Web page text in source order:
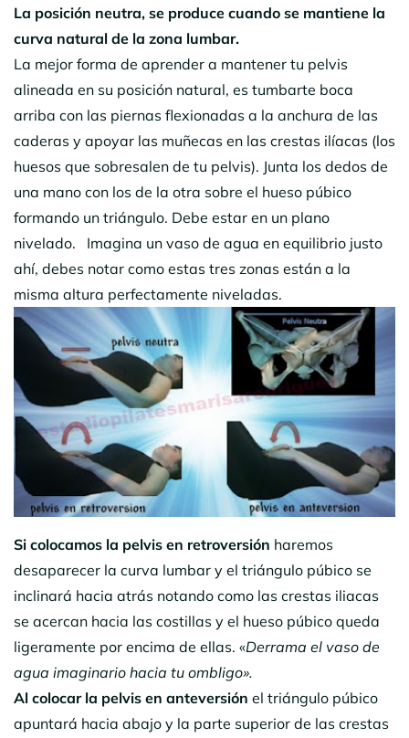
La posición neutra, se produce cuando se mantiene la
curva natural de la zona lumbar.
La mejor forma de aprender a mantener tu pelvis
alineada en su posición natural, es tumbarte boca
arriba con las piernas flexionadas a la anchura de las
caderas y apoyar las muñecas en las crestas ilíacas (los
huesos que sobresalen de tu pelvis). Junta los dedos de
una mano con los de la otra sobre el hueso púbico
formando un triángulo. Debe estar en un plano
nivelado. Imagina un vaso de agua en equilibrio justo
ahí, debes notar como estas tres zonas están a la
misma altura perfectamente niveladas.
Si colocamos la pelvis en retroversión haremos
desaparecer la curva lumbar y el triángulo púbico se
inclinará hacia atrás notando como las crestas iliacas
se acercan hacia las costillas y el hueso púbico queda
ligeramente por encima de ellas. «Derrama el vaso de
agua imaginario hacia tu ombligo».
Al colocar la pelvis en anteversión el triángulo púbico
apuntará hacia abajo y la parte superior de las crestas